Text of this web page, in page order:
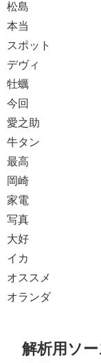
松島
本当
スポット
デヴィ
牡蠣
今回
愛之助
牛タン
最高
岡崎
家電
写真
大好
イカ
オススメ
オランダ
解析用ソ